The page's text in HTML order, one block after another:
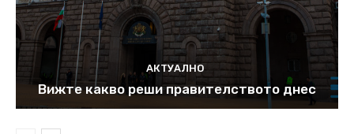
АКТУАЛНО
Вижте какво реши правителството днес